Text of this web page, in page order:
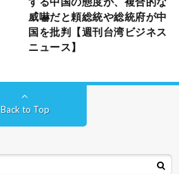
威嚇だと頼総統や総統府が中
国を批判【週刊台湾ビジネス
ニュース】
Back to Top